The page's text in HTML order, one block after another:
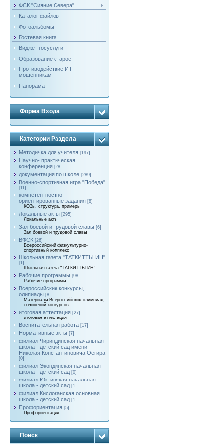
ФСК "Сияние Севера"
Каталог файлов
Фотоальбомы
Гостевая книга
Виджет госуслуги
Образование старое
Противодействие ИТ-
мошенникам
Панорама
Форма Входа
Категории Раздела
Методичка для учителя [197]
Научно- практическая
конференция [28]
документация по школе [289]
Военно-спортивная игра "Победа"
[11]
компетентностно-
ориентированные задания [8]
КОЗы, структура, примеры
Локальные акты [295]
Локальные акты
Зал боевой и трудовой славы [6]
Зал боевой и трудовой славы
ВФСК [26]
Всероссийский физкультурно-
спортивный комплекс
Школьная газета "ТАТКИТТЫ ИН"
[1]
Школьная газета "ТАТКИТТЫ ИН"
Рабочие программы [98]
Рабочие программы
Всероссийские конкурсы,
олипиады [8]
Материалы Всероссийских олимпиад,
сочинений конкурсов
итоговая аттестация [27]
итоговая аттестация
Воспитательная работа [17]
Нормативные акты [7]
филиал Чириндинская начальная
школа - детский сад имени
Николая Константиновича Оёгира
[0]
филиал Экондинская начальная
школа - детский сад [0]
филиал Юктинская начальная
школа - детский сад [1]
филиал Кислоканская основная
школа - детский сад [1]
Профориентация [5]
Профориентация
Поиск